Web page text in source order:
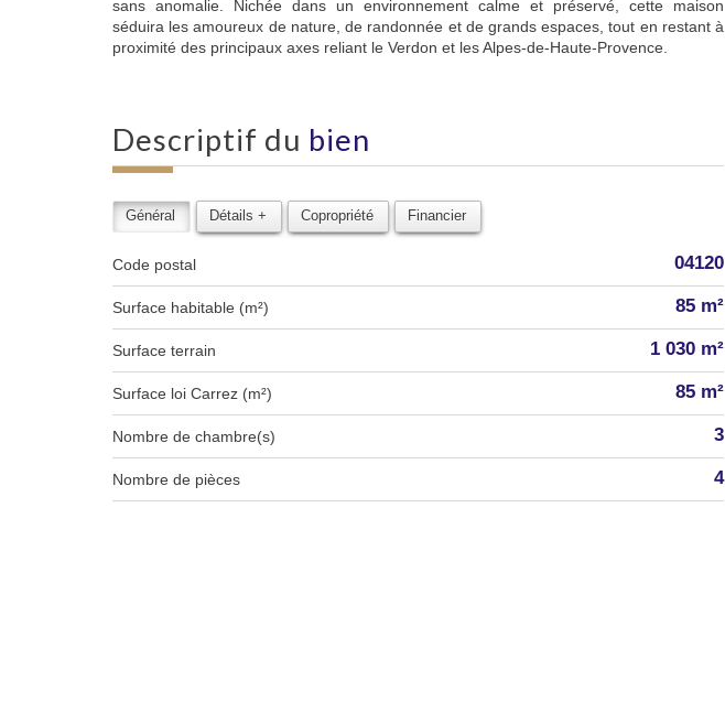
sans anomalie. Nichée dans un environnement calme et préservé, cette maison
séduira les amoureux de nature, de randonnée et de grands espaces, tout en restant à
proximité des principaux axes reliant le Verdon et les Alpes-de-Haute-Provence.
descriptif du bien
Général Détails + Copropriété Financier
Code postal 04120
Surface habitable (m²) 85 m²
surface terrain 1 030 m²
Surface loi Carrez (m²) 85 m²
Nombre de chambre(s) 3
Nombre de pièces 4